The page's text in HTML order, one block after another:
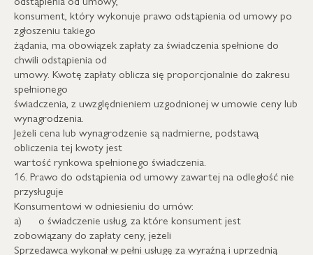
konsument, który wykonuje prawo odstąpienia od umowy po
zgłoszeniu takiego
żądania, ma obowiązek zapłaty za świadczenia spełnione do
chwili odstąpienia od
umowy. Kwotę zapłaty oblicza się proporcjonalnie do zakresu
spełnionego
świadczenia, z uwzględnieniem uzgodnionej w umowie ceny lub
wynagrodzenia.
Jeżeli cena lub wynagrodzenie są nadmierne, podstawą
obliczenia tej kwoty jest
wartość rynkowa spełnionego świadczenia.
16. Prawo do odstąpienia od umowy zawartej na odległość nie
przysługuje
Konsumentowi w odniesieniu do umów:
a) o świadczenie usług, za które konsument jest
zobowiązany do zapłaty ceny, jeżeli
Sprzedawca wykonał w pełni usługę za wyraźną i uprzednią